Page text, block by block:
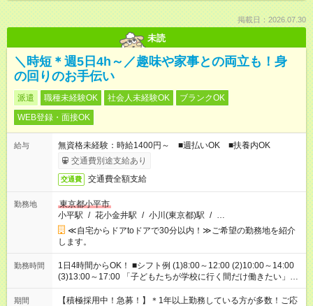
掲載日：2026.07.30
未読
＼時短＊週5日4h～／趣味や家事との両立も！身
の回りのお手伝い
派遣 職種未経験OK 社会人未経験OK
ブランクOK
WEB登録・面接OK
給与
無資格未経験：時給1400円～ ■週払いOK ■扶養内OK
交通費別途支給あり
交通費 交通費全額支給
勤務地
東京都小平市
小平駅 / 花小金井駅 / 小川(東京都)駅 / …
≪自宅からドアtoドアで30分以内！≫ご希望の勤務地を紹介
します。
勤務時間
1日4時間からOK！ ■シフト例 (1)8:00～12:00 (2)10:00～14:00
(3)13:00～17:00 「子どもたちが学校に行く間だけ働きたい」
「余裕を持って夕飯の準備がしたい」 「午前中は働いて、午後
はプライベートの時間にしたい」 など、ご希望を教えてくださ
期間 【積極採用中！急募！】＊1年以上勤務している方が多数！ご応